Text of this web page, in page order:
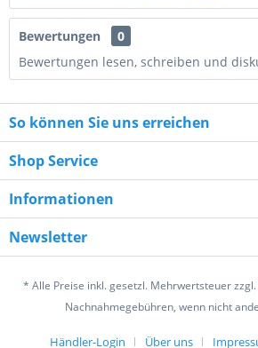
6 - 1 = ?
Ich habe dieDatenschutzerklärung
Bewertungen
0
Bewertungen lesen, schreiben und
So können Sie uns erreichen
Shop Service
Informationen
Newsletter
* Alle Preise inkl. gesetzl. Mehrwertsteuer zzgl.
Nachnahmegebühren, wenn nicht
Händler-Login Über uns